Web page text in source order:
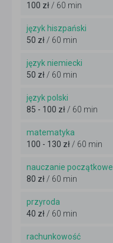
100 zł/ 60 min
język hiszpański
50 zł/ 60 min
język niemiecki
50 zł/ 60 min
język polski
85 - 100 zł/ 60 min
matematyka
100 - 130 zł/ 60 min
nauczanie początkowe
80 zł/ 60 min
przyroda
40 zł/ 60 min
rachunkowość